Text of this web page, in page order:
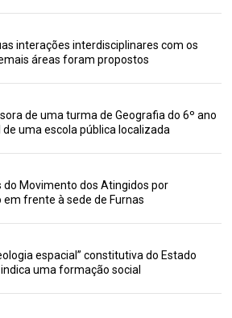
interações interdisciplinares com os
áreas foram propostos
de uma turma de Geografia do 6º ano
uma escola pública localizada
do Movimento dos Atingidos por
frente à sede de Furnas
espacial” constitutiva do Estado
uma formação social